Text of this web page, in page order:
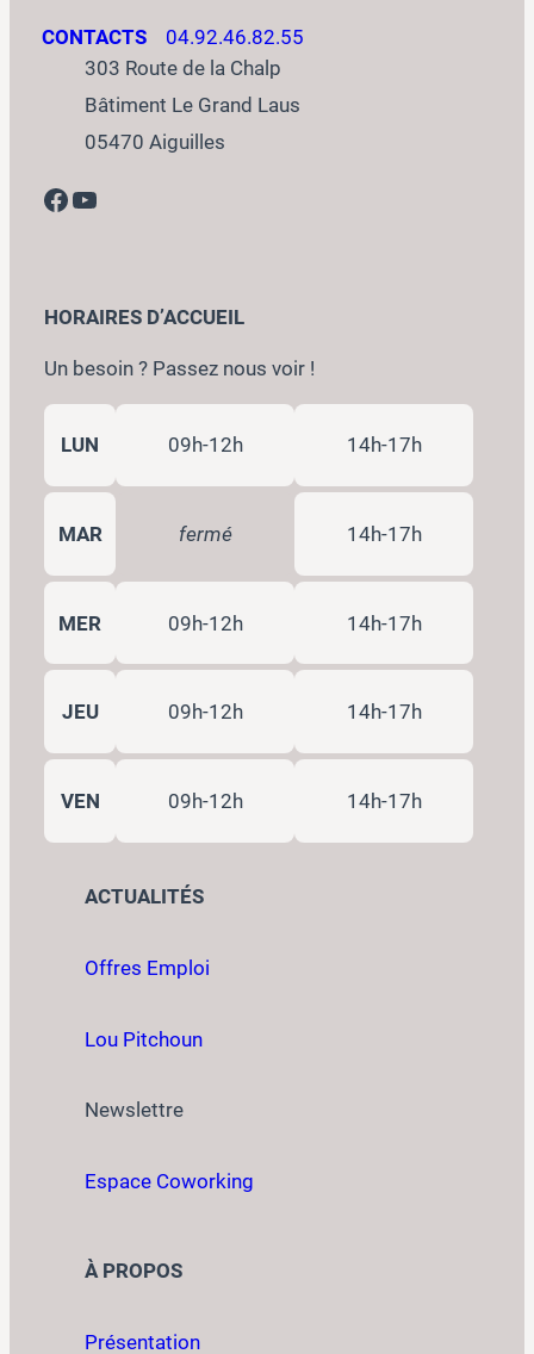
CONTACTS
04.92.46.82.55
303 Route de la Chalp
Bâtiment Le Grand Laus
05470 Aiguilles
Facebook YouTube
HORAIRES D’ACCUEIL
Un besoin ? Passez nous voir !
LUN 09h-12h 14h-17h
MAR fermé 14h-17h
MER 09h-12h 14h-17h
JEU 09h-12h 14h-17h
VEN 09h-12h 14h-17h
ACTUALITÉS
Offres Emploi
Lou Pitchoun
Newslettre
Espace Coworking
À PROPOS
Présentation